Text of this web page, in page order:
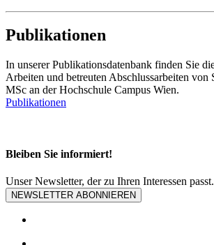
Publikationen
In unserer Publikationsdatenbank finden Sie
Arbeiten und betreuten Abschlussarbeiten von
MSc an der Hochschule Campus Wien.
Publikationen
Bleiben Sie informiert!
Unser Newsletter, der zu Ihren Interessen passt.
NEWSLETTER ABONNIEREN